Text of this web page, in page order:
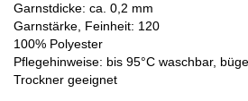
Garnstdicke: ca. 0,2 mm
Garnstärke, Feinheit: 120
100% Polyester
Pflegehinweise: bis 95°C waschbar,
Trockner geeignet